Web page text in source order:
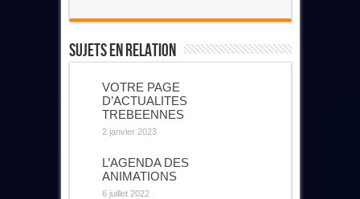
Sujets En Relation
VOTRE PAGE
D’ACTUALITES
TREBEENNES
2 janvier 2023
L’AGENDA DES
ANIMATIONS
6 juillet 2022